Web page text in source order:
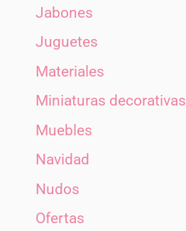
Jabones
Juguetes
Materiales
Miniaturas decorativas
Muebles
Navidad
Nudos
Ofertas